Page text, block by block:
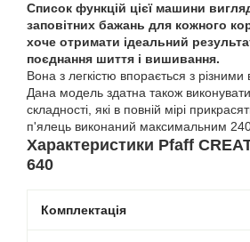
Список функцій цієї машини
заповітних бажань для кожного
хоче отримати ідеальний
поєднання шиття і вишивання.
Вона з легкістю впорається з
Дана модель здатна також
складності, які в повній мірі
п'ялець виконаний максимальним
Характеристики Pfaff
640
Комплектація